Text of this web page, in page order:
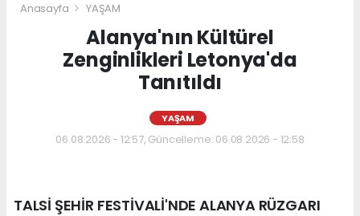
Anasayfa YAŞAM
Alanya'nın Kültürel
Zenginlikleri Letonya'da
Tanıtıldı
YAŞAM
06.08.2026 - 12:57, Güncelleme: 06.08.2026 - 12:58
TALSİ ŞEHİR FESTİVALİ'NDE ALANYA RÜZGARI